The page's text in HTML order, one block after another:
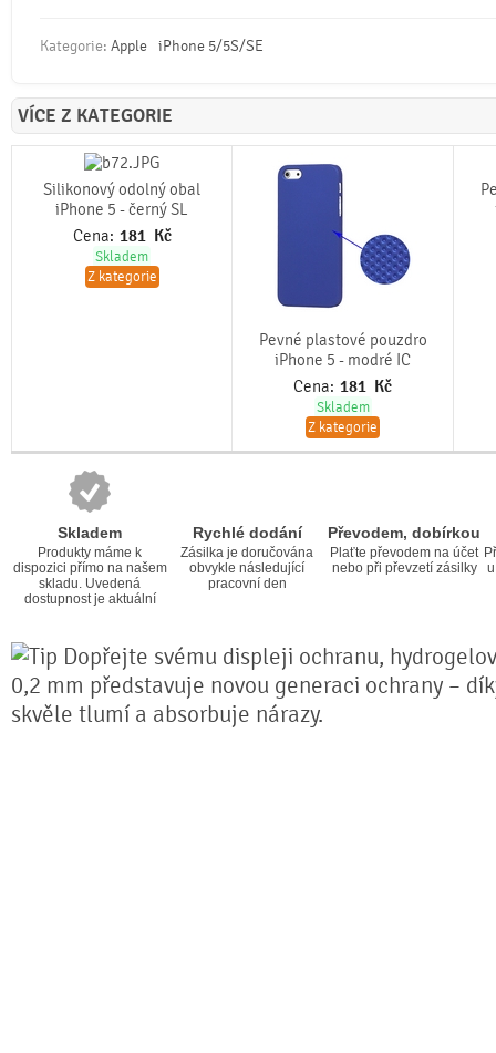
Kategorie: Apple iPhone 5/5S/SE
VÍCE Z KATEGORIE
Silikonový odolný obal
iPhone 5 - černý SL
Cena: 181 Kč
Skladem
Z kategorie
Pevné plastové pouzdro
iPhone 5 - modré IC
Cena: 181 Kč
Skladem
Z kategorie
Skladem
Produkty máme k
dispozici přímo na našem
skladu. Uvedená
dostupnost je aktuální
Rychlé dodání
Zásilka je doručována
obvykle následující
pracovní den
Převodem, dobírkou
Plaťte převodem na účet
nebo při převzetí zásilky
Dopřejte svému displeji ochranu,
0,2 mm představuje novou generaci ochrany –
skvěle tlumí a absorbuje nárazy.